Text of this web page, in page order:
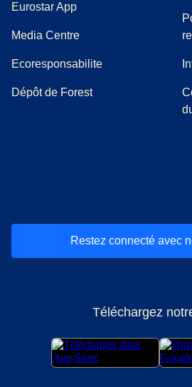
Eurostar App
Media Centre( Ouvre un nouvel
Ecoresponsabilite
Dépôt de Forest
Restez connecté avec
Téléchargez